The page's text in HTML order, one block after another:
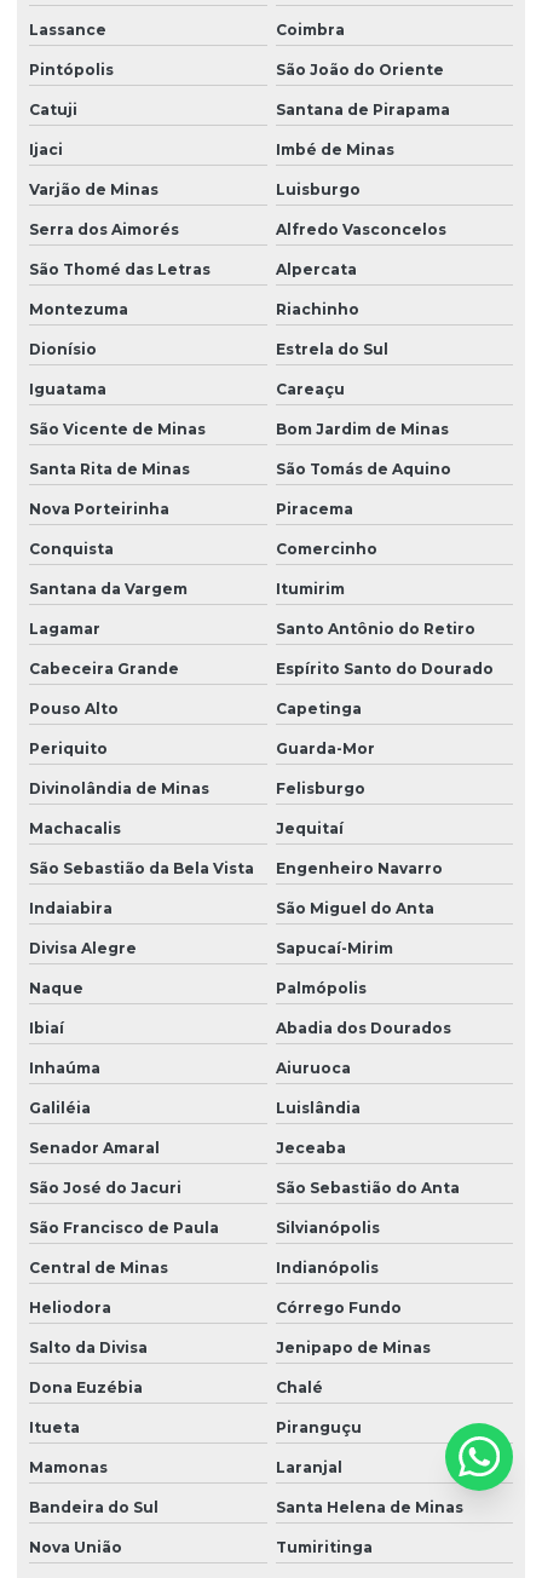
Lassance Coimbra
Pintópolis São João do Oriente
Catuji Santana de Pirapama
Ijaci Imbé de Minas
Varjão de Minas Luisburgo
Serra dos Aimorés Alfredo Vasconcelos
São Thomé das Letras Alpercata
Montezuma Riachinho
Dionísio Estrela do Sul
Iguatama Careaçu
São Vicente de Minas Bom Jardim de Minas
Santa Rita de Minas São Tomás de Aquino
Nova Porteirinha Piracema
Conquista Comercinho
Santana da Vargem Itumirim
Lagamar Santo Antônio do Retiro
Cabeceira Grande Espírito Santo do Dourado
Pouso Alto Capetinga
Periquito Guarda-Mor
Divinolândia de Minas Felisburgo
Machacalis Jequitaí
São Sebastião da Bela Vista Engenheiro Navarro
Indaiabira São Miguel do Anta
Divisa Alegre Sapucaí-Mirim
Naque Palmópolis
Ibiaí Abadia dos Dourados
Inhaúma Aiuruoca
Galiléia Luislândia
Senador Amaral Jeceaba
São José do Jacuri São Sebastião do Anta
São Francisco de Paula Silvianópolis
Central de Minas Indianópolis
Heliodora Córrego Fundo
Salto da Divisa Jenipapo de Minas
Dona Euzébia Chalé
Itueta Piranguçu
Mamonas Laranjal
Bandeira do Sul Santa Helena de Minas
Nova União Tumiritinga